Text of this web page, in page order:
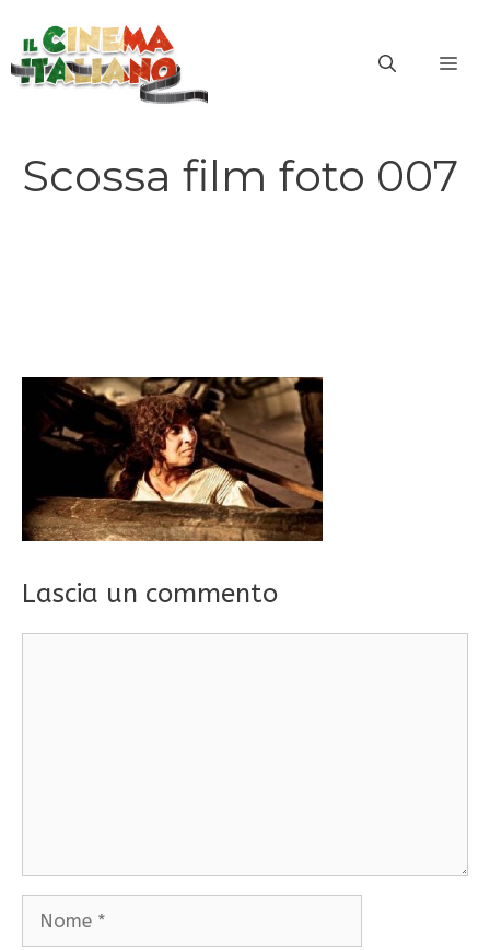
contenuto
Scossa film foto 007
Lascia un commento